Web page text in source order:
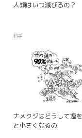
人類はいつ滅びるの？
科学
ナメクジはどうして塩
と小さくなるの